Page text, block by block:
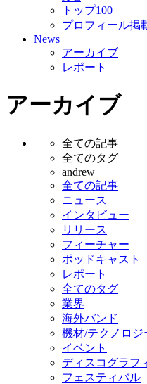
トップ100
プロフィール掲
News
アーカイブ
レポート
アーカイブ
全ての記事
全てのタグ
andrew
全ての記事
ニュース
インタビュー
リリース
フィーチャー
ポッドキャスト
レポート
全てのタグ
業界
海外バンド
機材/テクノロジ
イベント
ディスコグラフ
フェスティバル